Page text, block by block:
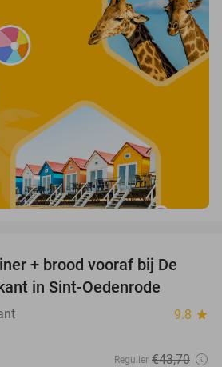
36%
+ brood vooraf bij De
in Sint-Oedenrode
9.8 star
Regulier €43,70